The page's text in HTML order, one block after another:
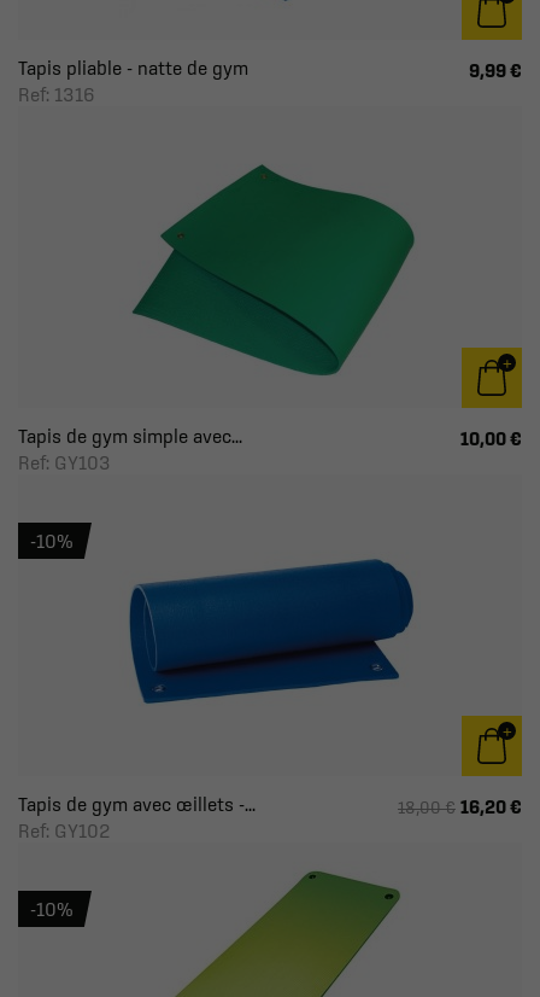
Tapis pliable - natte de gym
Ref: 1316
9,99 €
Tapis de gym simple avec...
Ref: GY103
10,00 €
Tapis de gym avec œillets -...
Ref: GY102
18,00 € 16,20 €
-10%
-10%